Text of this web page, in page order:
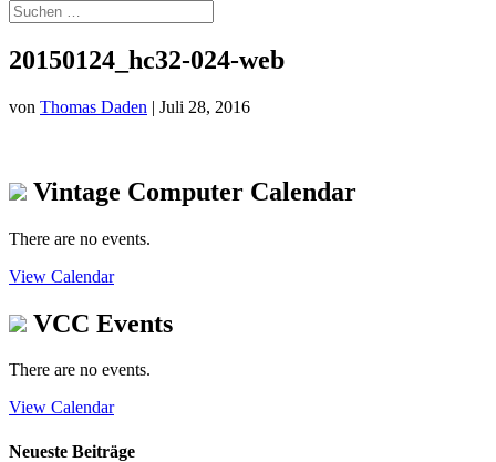
20150124_hc32-024-web
von Thomas Daden | Juli 28, 2016
Vintage Computer Calendar
There are no events.
View Calendar
VCC Events
There are no events.
View Calendar
Neueste Beiträge